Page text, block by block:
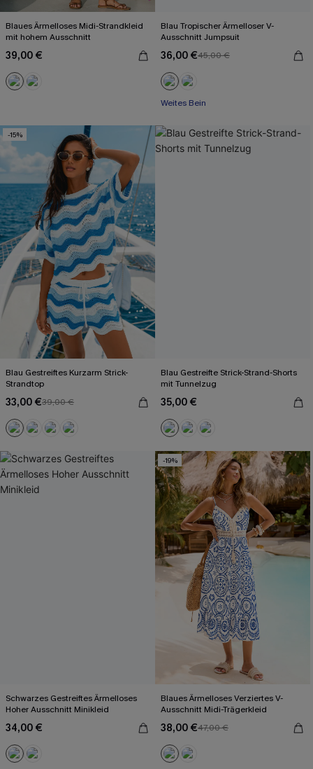
Blaues Ärmelloses Midi-Strandkleid
mit hohem Ausschnitt
39,00 €
Blau Tropischer Ärmelloser V-
Ausschnitt Jumpsuit
36,00 €45,00 €
Mit Gratis-Maßband
Weites Bein
Mit Gratis-Maßband
-15%
Blau Gestreiftes Kurzarm Strick-
Strandtop
33,00 €39,00 €
Blau Gestreifte Strick-Strand-Shorts
mit Tunnelzug
35,00 €
Schwarzes Gestreiftes Ärmelloses
Hoher Ausschnitt Minikleid
34,00 €
-19%
Blaues Ärmelloses Verziertes V-
Ausschnitt Midi-Trägerkleid
38,00 €47,00 €